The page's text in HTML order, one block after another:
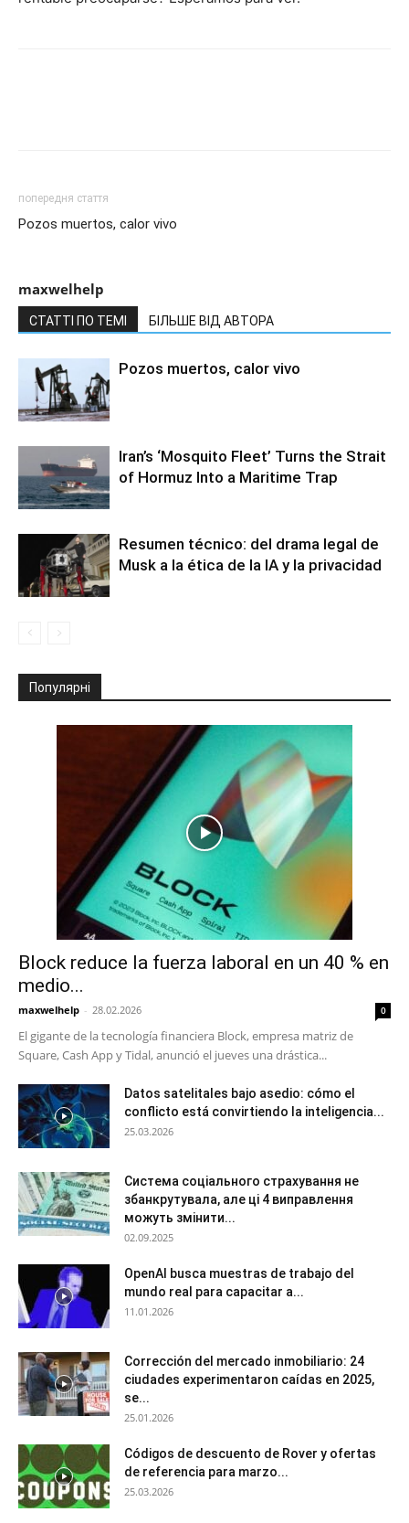
попередня стаття
Pozos muertos, calor vivo
maxwelhelp
СТАТТІ ПО ТЕМІ БІЛЬШЕ ВІД АВТОРА
Pozos muertos, calor vivo
Iran’s ‘Mosquito Fleet’ Turns the Strait
of Hormuz Into a Maritime Trap
Resumen técnico: del drama legal de
Musk a la ética de la IA y la privacidad
Популярні
Block reduce la fuerza laboral en un 40 % en
medio...
maxwelhelp - 28.02.2026 0
El gigante de la tecnología financiera Block, empresa matriz de
Square, Cash App y Tidal, anunció el jueves una drástica...
Datos satelitales bajo asedio: cómo el
conflicto está convirtiendo la inteligencia...
25.03.2026
Система соціального страхування не
збанкрутувала, але ці 4 виправлення
можуть змінити...
02.09.2025
OpenAI busca muestras de trabajo del
mundo real para capacitar a...
11.01.2026
Corrección del mercado inmobiliario: 24
ciudades experimentaron caídas en 2025,
se...
25.01.2026
Códigos de descuento de Rover y ofertas
de referencia para marzo...
25.03.2026